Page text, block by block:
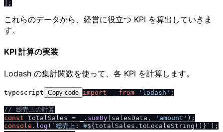
これらのデータから、経営に役立つ KPI を算出していきま
す。
KPI 計算の実装
Lodash の集計関数を使って、各 KPI を計算します。
typescript Copy code import from 'lodash' ;
/ / 総売上の計算
const totalSales = _. sumBy(salesData, 'amount'
console . log ( `総売上: ¥${totalSales.toLocaleString()} `